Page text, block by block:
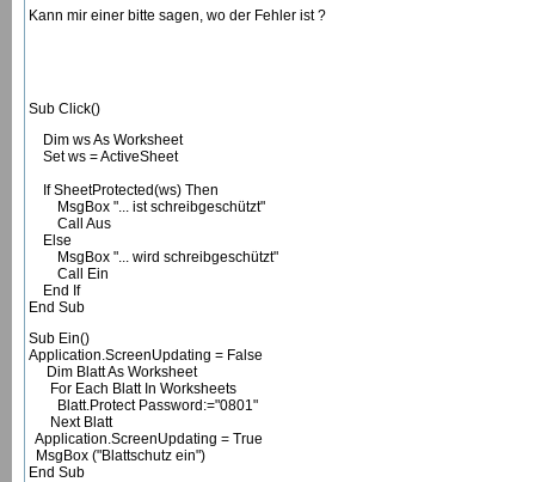
Kann mir einer bitte sagen, wo der Fehler ist ?
Sub Click()
Dim ws As Worksheet
Set ws = ActiveSheet
If SheetProtected(ws) Then
MsgBox "... ist schreibgeschützt"
Call Aus
Else
MsgBox "... wird schreibgeschützt"
Call Ein
End If
End Sub
Sub Ein()
Application.ScreenUpdating = False
Dim Blatt As Worksheet
For Each Blatt In Worksheets
Blatt.Protect Password:="0801"
Next Blatt
Application.ScreenUpdating = True
MsgBox ("Blattschutz ein")
End Sub